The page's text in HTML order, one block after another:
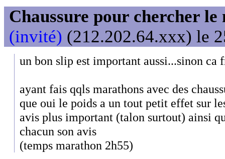
Chaussure pour chercher
(invité) (212.202.64.xxx) le
un bon slip est important aussi...sinon ca
ayant fais qqls marathons avec des
que oui le poids a un tout petit effet sur
avis plus important (talon surtout) ainsi
chacun son avis
(temps marathon 2h55)